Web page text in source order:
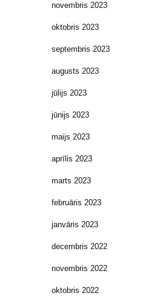
novembris 2023
oktobris 2023
septembris 2023
augusts 2023
jūlijs 2023
jūnijs 2023
maijs 2023
aprīlis 2023
marts 2023
februāris 2023
janvāris 2023
decembris 2022
novembris 2022
oktobris 2022